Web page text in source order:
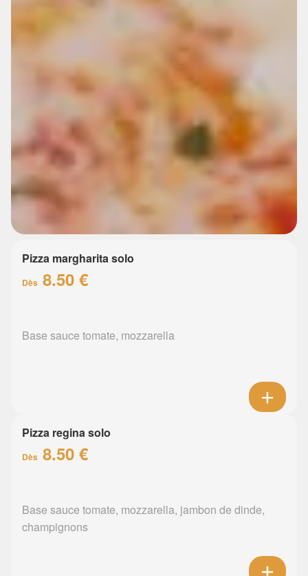
Pizza margharita solo
Dès 8.50 €
Base sauce tomate, mozzarella
Pizza regina solo
Dès 8.50 €
Base sauce tomate, mozzarella, jambon de dinde,
champignons